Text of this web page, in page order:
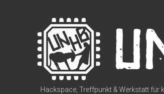
UN-
Hack-
Bar
Hackspace, Treffpunkt & Werkstatt für